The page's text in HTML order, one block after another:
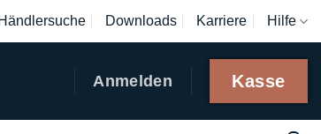
Händlersuche Downloads Karriere Hilfe
Anmelden Kasse